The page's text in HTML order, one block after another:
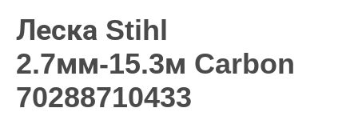
Леска Stihl
2.7мм-15.3м Carbon
70288710433